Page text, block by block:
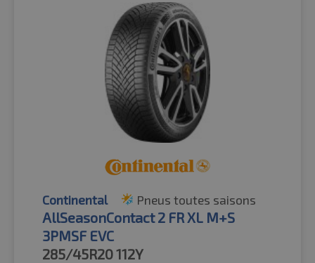
Continental Pneus toutes saisons
AllSeasonContact 2 FR XL M+S
3PMSF EVC
285/45R20112Y